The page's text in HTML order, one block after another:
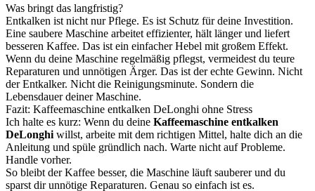
Was bringt das langfristig?
Entkalken ist nicht nur Pflege. Es ist Schutz für deine Investition.
Eine saubere Maschine arbeitet effizienter, hält länger und liefert
besseren Kaffee. Das ist ein einfacher Hebel mit großem Effekt.
Wenn du deine Maschine regelmäßig pflegst, vermeidest du teure
Reparaturen und unnötigen Ärger. Das ist der echte Gewinn. Nicht
der Entkalker. Nicht die Reinigungsminute. Sondern die
Lebensdauer deiner Maschine.
Fazit: Kaffeemaschine entkalken DeLonghi ohne Stress
Ich halte es kurz: Wenn du deine Kaffeemaschine entkalken
DeLonghi willst, arbeite mit dem richtigen Mittel, halte dich an die
Anleitung und spüle gründlich nach. Warte nicht auf Probleme.
Handle vorher.
So bleibt der Kaffee besser, die Maschine läuft sauberer und du
sparst dir unnötige Reparaturen. Genau so einfach ist es.